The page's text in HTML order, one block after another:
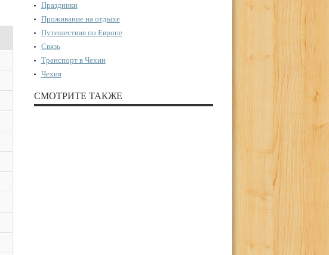
Праздники
Проживание на отдыхе
Путешествия по Европе
Связь
Транспорт в Чехии
Чехия
СМОТРИТЕ ТАКЖЕ